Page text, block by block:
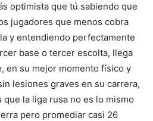
optimista que tú sabiendo que
jugadores que menos cobra
y entendiendo perfectamente
base o tercer escolta, llega
en su mejor momento físico y
lesiones graves en su carrera,
que la liga rusa no es lo mismo
pero promediar casi 26